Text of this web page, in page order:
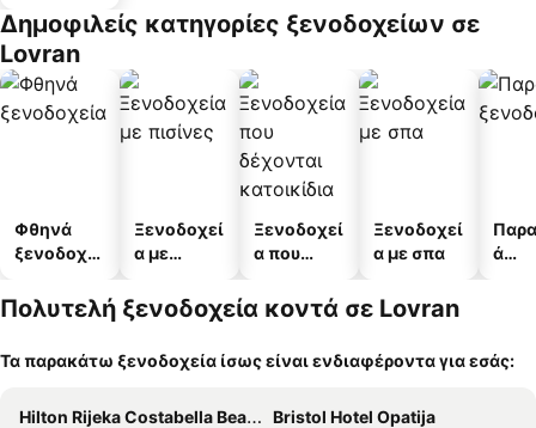
Δημοφιλείς κατηγορίες ξενοδοχείων σε
Lovran
Φθηνά
ξενοδοχεί
Ξενοδοχεί
α με
Ξενοδοχεί
α που
κατοικίδι
Ξενοδοχεί
α με σπα
ά
Πολυτελή ξενοδοχεία κοντά σε Lovran
Τα παρακάτω ξενοδοχεία ίσως είναι ενδιαφέροντα για εσάς:
Hilton Rijeka Costabella Beach Resort & Spa Bristol Hotel Opatija